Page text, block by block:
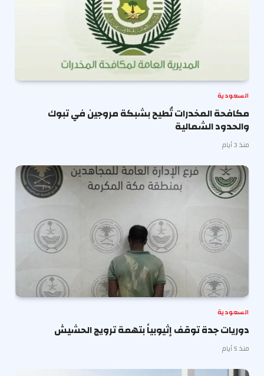
السعودية
مكافحة المخدرات تُطيح بشبكة مروجين في تبوك
والحدود الشمالية
منذ 3 أيام
السعودية
دوريات جدة توقف إثيوبياً بتهمة ترويج الحشيش
منذ 5 أيام